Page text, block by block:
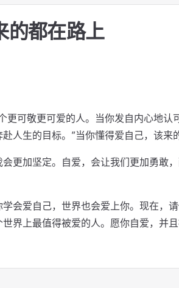
的都在路上
更可敬更可爱的人。当你发自内心地认
人生的目标。”当你懂得爱自己，该来
更加坚定。自爱，会让我们更加勇敢
会爱自己，世界也会爱上你。现在，
界上最值得被爱的人。愿你自爱，并